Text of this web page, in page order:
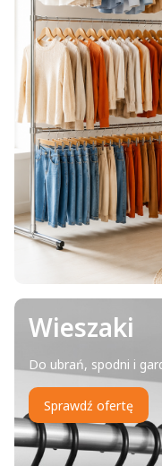
Wieszaki
Do ubrań, spodni i
Sprawdź ofertę